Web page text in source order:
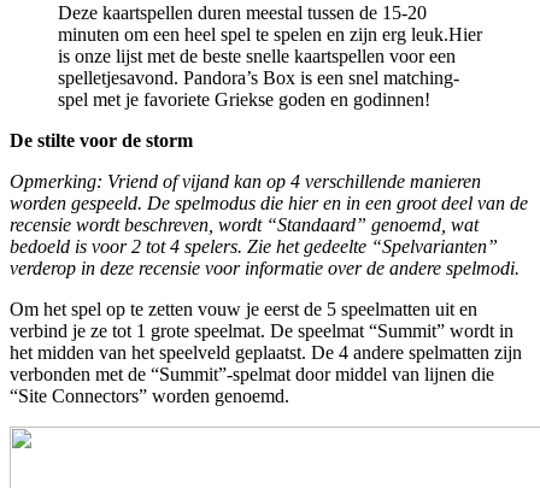
Deze kaartspellen duren meestal tussen de 15-20
minuten om een ​​heel spel te spelen en zijn erg leuk.Hier
is onze lijst met de beste snelle kaartspellen voor een
spelletjesavond. Pandora’s Box is een snel matching-
spel met je favoriete Griekse goden en godinnen!
De stilte voor de storm
Opmerking: Vriend of vijand kan op 4 verschillende manieren
worden gespeeld. De spelmodus die hier en in een groot deel van de
recensie wordt beschreven, wordt “Standaard” genoemd, wat
bedoeld is voor 2 tot 4 spelers. Zie het gedeelte “Spelvarianten”
verderop in deze recensie voor informatie over de andere spelmodi.
Om het spel op te zetten vouw je eerst de 5 speelmatten uit en
verbind je ze tot 1 grote speelmat. De speelmat “Summit” wordt in
het midden van het speelveld geplaatst. De 4 andere spelmatten zijn
verbonden met de “Summit”-spelmat door middel van lijnen die
“Site Connectors” worden genoemd.